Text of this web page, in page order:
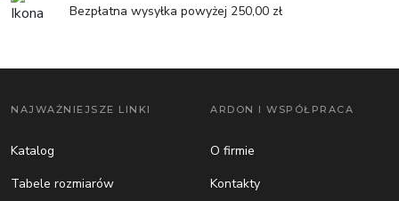
Bezpłatna wysyłka powyżej 250,00 zł
NAJWAŻNIEJSZE LINKI
Katalog
Tabele rozmiarów
ARDON I WSPÓŁPRACA
O firmie
Kontakty